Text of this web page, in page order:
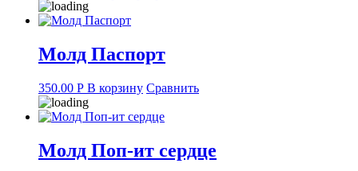
Молд Паспорт
350.00 Р В корзину Сравнить
Молд Поп-ит сердце